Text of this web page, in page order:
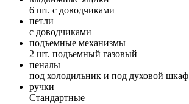
6 шт. с доводчиками
петли
с доводчиками
подъемные механизмы
2 шт. подъемный газовый
пеналы
под холодильник и под духовой шкаф
ручки
Стандартные